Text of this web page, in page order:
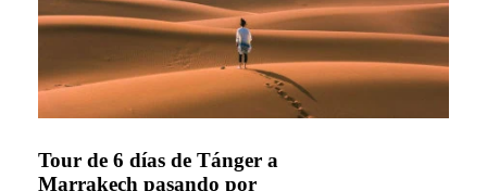
Tour de 6 días de Tánger a
Marrakech pasando por